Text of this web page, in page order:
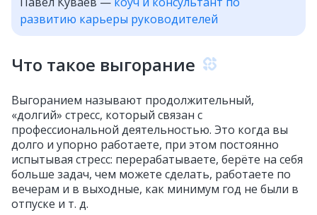
развитию карьеры руководителей
Что такое выгорание
Выгоранием называют продолжительный,
«долгий» стресс, который связан с
профессиональной деятельностью. Это когда вы
долго и упорно работаете, при этом постоянно
испытывая стресс: перерабатываете, берёте на себя
больше задач, чем можете сделать, работаете по
вечерам и в выходные, как минимум год не были в
отпуске и т. д.